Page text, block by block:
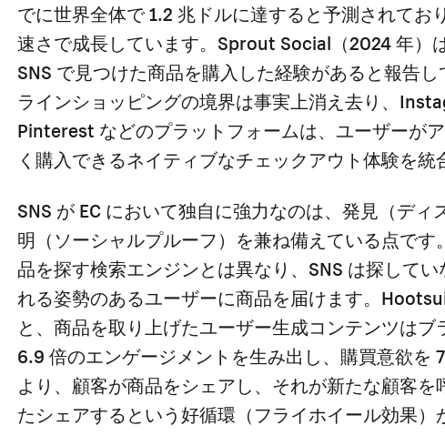
でに世界全体で 1.2 兆ドルに達すると予測されてお
速さで成長しています。Sprout Social（2024 年）
SNS で見つけた商品を購入した経験があると報告
ラインショッピングの境界は事実上消え去り、
Pinterest などのプラットフォームは、ユーザーが
く購入できるネイティブなチェックアウト体験を統
SNS が EC において独自に強力なのは、発見（ディ
明（ソーシャルプルーフ）を兼ね備えている点です
品を探す検索エンジンとは異なり、SNS は探して
れる姿勢のあるユーザーに商品を届けます。
と、商品を取り上げたユーザー生成コンテンツはブ
6.9 倍のエンゲージメントを生み出し、購買意欲を
より、顧客が商品をシェアし、それが新たな顧客を
たシェアするという好循環（フライホイール効果）